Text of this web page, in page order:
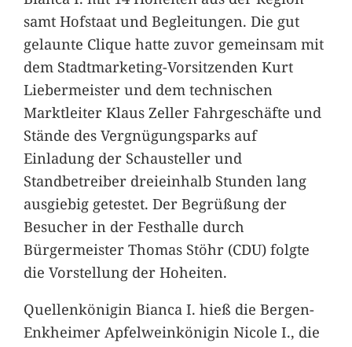
samt Hofstaat und Begleitungen. Die gut
gelaunte Clique hatte zuvor gemeinsam mit
dem Stadtmarketing-Vorsitzenden Kurt
Liebermeister und dem technischen
Marktleiter Klaus Zeller Fahrgeschäfte und
Stände des Vergnügungsparks auf
Einladung der Schausteller und
Standbetreiber dreieinhalb Stunden lang
ausgiebig getestet. Der Begrüßung der
Besucher in der Festhalle durch
Bürgermeister Thomas Stöhr (CDU) folgte
die Vorstellung der Hoheiten.
Quellenkönigin Bianca I. hieß die Bergen-
Enkheimer Apfelweinkönigin Nicole I., die